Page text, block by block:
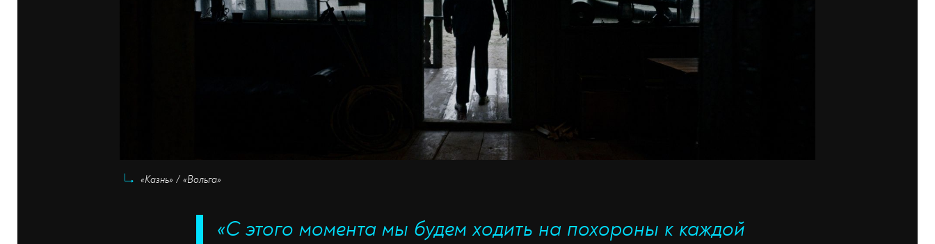
«Казнь» / «Вольга»
«С этого момента мы будем ходить на похороны к каждой